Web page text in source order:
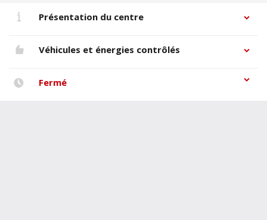
Présentation du centre
Véhicules et énergies contrôlés
Fermé